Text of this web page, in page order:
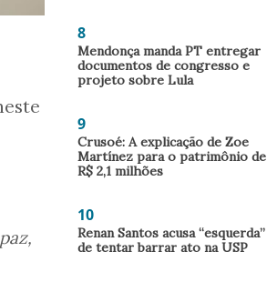
8
Mendonça manda PT entregar
documentos de congresso e
projeto sobre Lula
9
Crusoé: A explicação de Zoe
Martínez para o patrimônio de
R$ 2,1 milhões
10
Renan Santos acusa “esquerda”
de tentar barrar ato na USP